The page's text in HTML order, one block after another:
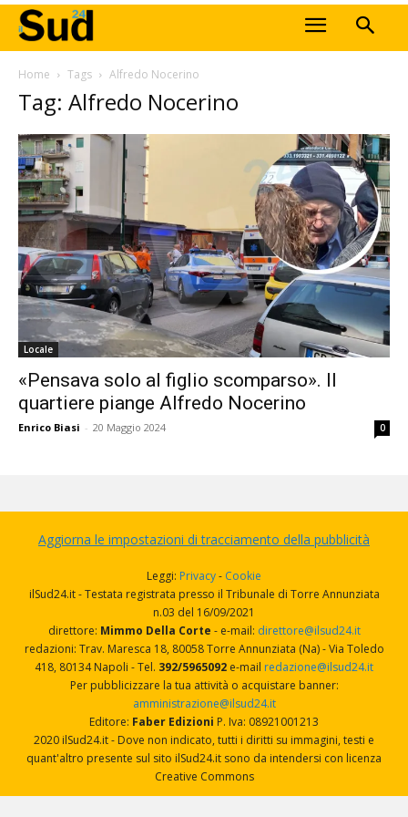
Home Tags Alfredo Nocerino
Tag: Alfredo Nocerino
Locale
«Pensava solo al figlio scomparso». Il
quartiere piange Alfredo Nocerino
Enrico Biasi - 20 Maggio 2024 0
Aggiorna le impostazioni di tracciamento della pubblicità
Leggi: Privacy- Cookie
ilSud24.it - Testata registrata presso il Tribunale di Torre Annunziata
n.03 del 16/09/2021
direttore: Mimmo Della Corte - e-mail: direttore@ilsud24.it
redazioni: Trav. Maresca 18, 80058 Torre Annunziata (Na) - Via Toledo
418, 80134 Napoli - Tel. 392/5965092 e-mail redazione@ilsud24.it
Per pubblicizzare la tua attività o acquistare banner:
amministrazione@ilsud24.it
Editore: Faber Edizioni P. Iva: 08921001213
2020 ilSud24.it - Dove non indicato, tutti i diritti su immagini, testi e
quant'altro presente sul sito ilSud24.it sono da intendersi con licenza
Creative Commons